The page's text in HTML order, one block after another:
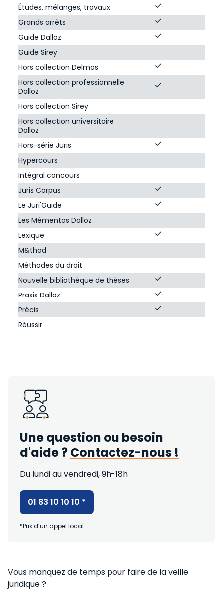
Études, mélanges, travaux
Grands arrêts
Guide Dalloz
Guide Sirey
Hors collection Delmas
Hors collection professionnelle
Dalloz
Hors collection Sirey
Hors collection universitaire
Dalloz
Hors-série Juris
Hypercours
Intégral concours
Juris Corpus
Le Juri'Guide
Les Mémentos Dalloz
Lexique
M&thod
Méthodes du droit
Nouvelle bibliothèque de thèses
Praxis Dalloz
Précis
Réussir
Une question ou besoin
d'aide ?Contactez-nous !
Du lundi au vendredi, 9h-18h
01 83 10 10 10 *
*Prix d’un appel local
Vous manquez de temps pour faire de la veille
juridique ?